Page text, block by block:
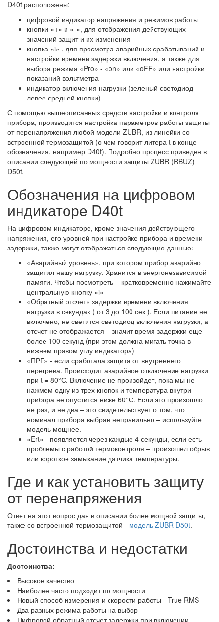
D40t расположены:
цифровой индикатор напряжения и режимов работы
кнопки «+» и «-», для отображения действующих
значений защит и их изменения
кнопка «i» , для просмотра аварийных срабатываний и
настройки времени задержки включения, а также для
выбора режима «Pro» - «on» или «oFF» или настройки
показаний вольтметра
индикатор включения нагрузки (зеленый светодиод
левее средней кнопки)
С помощью вышеописанных средств настройки и контроля
прибора, производится настройка параметров работы защиты
от перенапряжения любой модели ZUBR, из линейки со
встроенной термозащитой (о чем говорит литера t в конце
обозначения, например D40t). Подробно процесс приведен в
описании следующей по мощности защиты ZUBR (RBUZ)
D50t.
Обозначения на цифровом
индикаторе D40t
На цифровом индикаторе, кроме значения действующего
напряжения, его уровней при настройке прибора и времени
задержки, также могут отображаться следующие данные:
«Аварийный уровень», при котором прибор аварийно
защитил нашу нагрузку. Хранится в энергонезависимой
памяти. Чтобы посмотреть – кратковременно нажимайте
центральную кнопку «i»
«Обратный отсчет» задержки времени включения
нагрузки в секундах ( от 3 до 100 сек ). Если питание не
включено, не светится светодиод включения нагрузки, а
отсчет не отображается – значит время задержки еще
более 100 секунд (при этом должна мигать точка в
нижнем правом углу индикатора)
«ПРГ» - если сработала защита от внутреннего
перегрева. Происходит аварийное отключение нагрузки
при t = 80°С. Включение не произойдет, пока мы не
нажмем одну из трех кнопок и температура внутри
прибора не опустится ниже 60°С. Если это произошло
не раз, и не два – это свидетельствует о том, что
номинал прибора выбран неправильно – используйте
модель мощнее.
«Ert» - появляется через каждые 4 секунды, если есть
проблемы с работой термоконтроля – произошел обрыв
или короткое замыкание датчика температуры.
Где и как установить защиту
от перенапряжения
Ответ на этот вопрос дан в описании более мощной защиты,
также со встроенной термозащитой - модель ZUBR D50t.
Достоинства и недостатки
Достоинства:
Высокое качество
Наиболее часто подходит по мощности
Новый способ измерения и скорости работы - True RMS
Два разных режима работы на выбор
Цифровой обратный отсчет задержки при включении